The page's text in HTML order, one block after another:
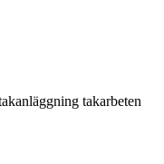
takarbeten